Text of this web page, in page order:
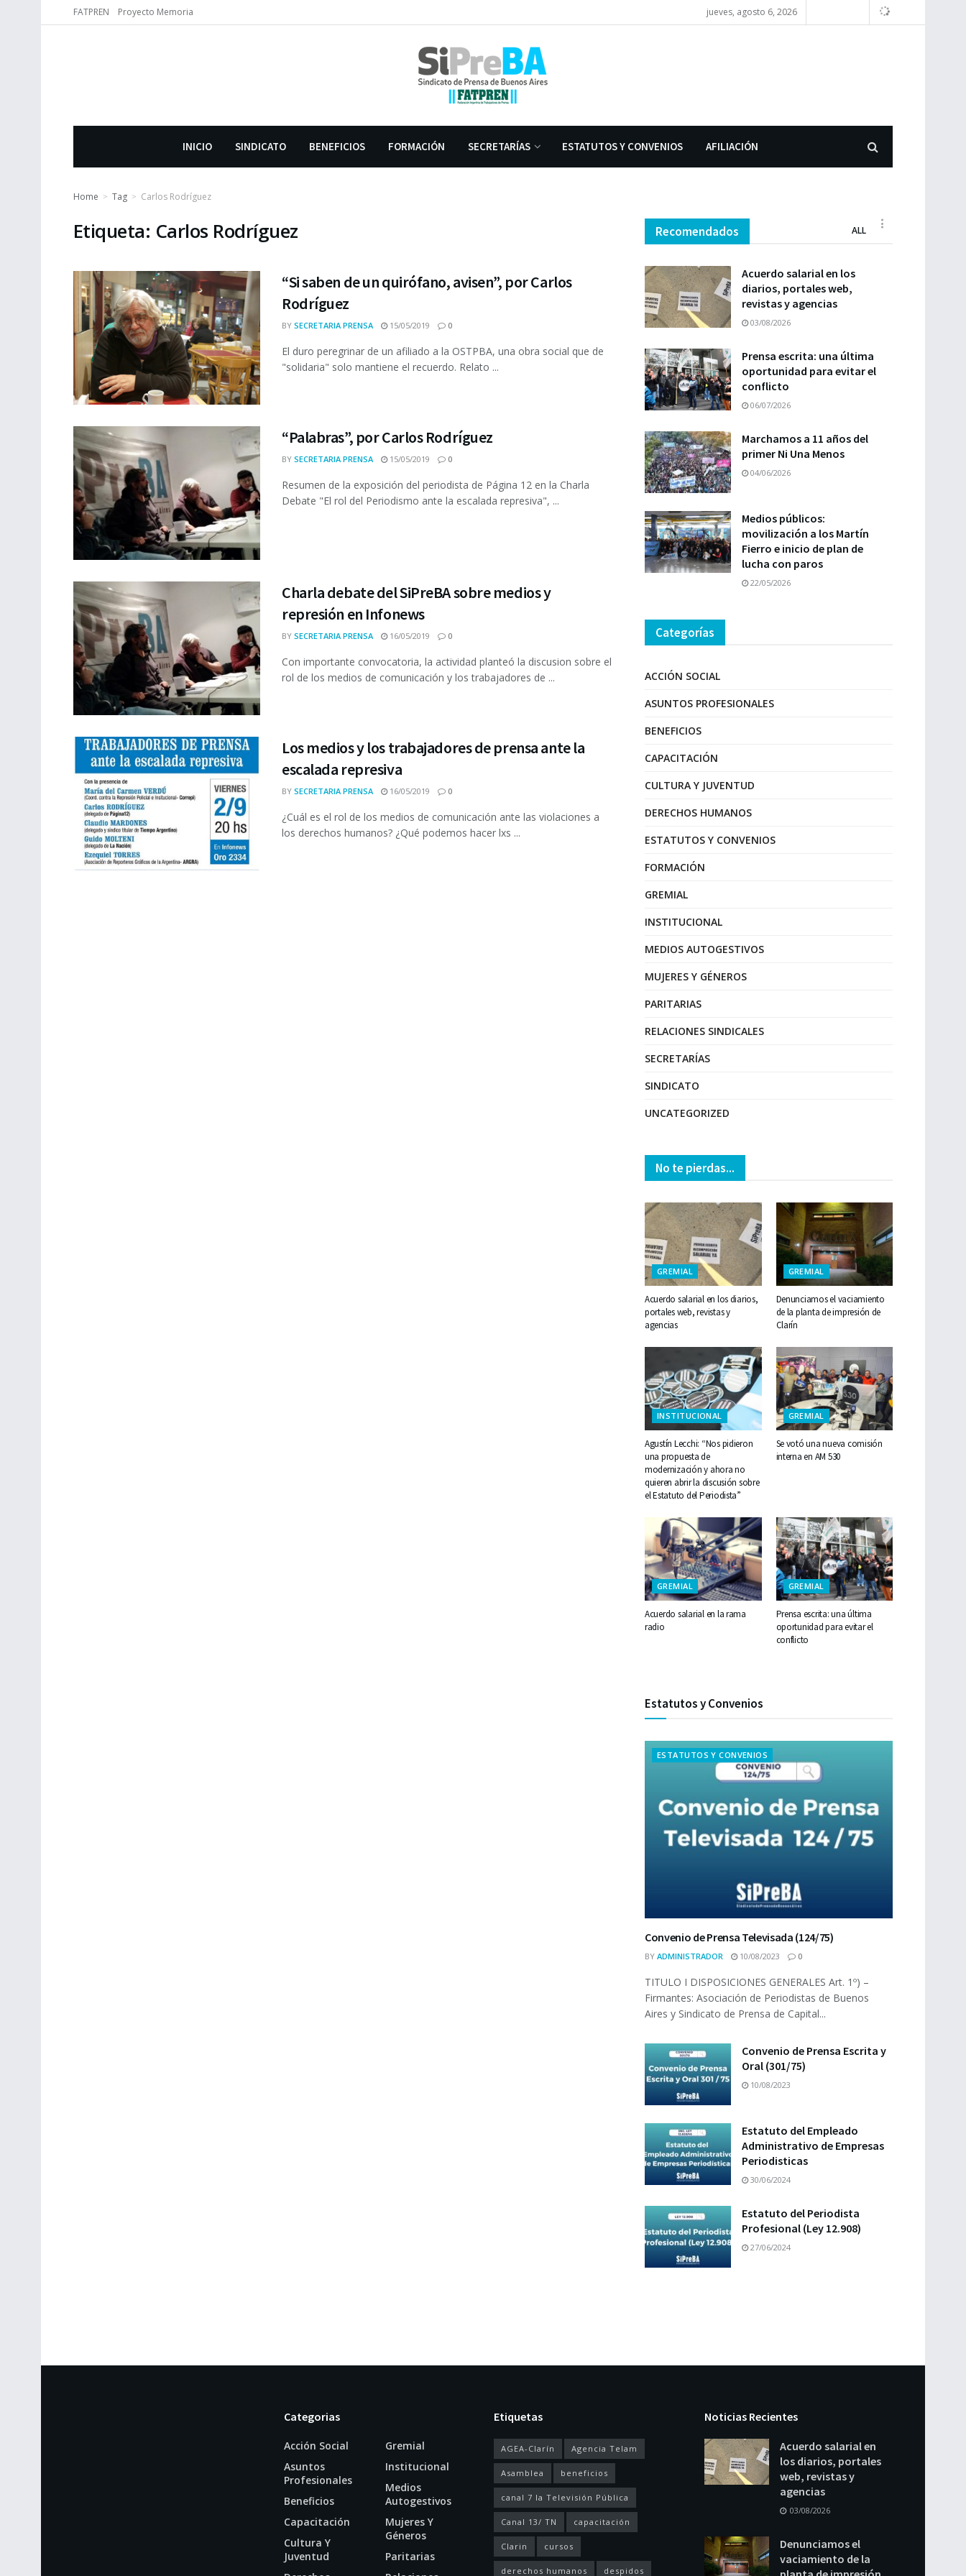
FATPREN Proyecto Memoria jueves, agosto 6, 2026
INICIO SINDICATO BENEFICIOS FORMACIÓN SECRETARÍAS ESTATUTOS Y CONVENIOS AFILIACIÓN
Home Tag Carlos Rodríguez
Etiqueta: Carlos Rodríguez
“Si saben de un quirófano, avisen”, por Carlos
Rodríguez
BY SECRETARIA PRENSA 15/05/2019 0
​El duro peregrinar de un afiliado a la OSTPBA, una obra social que de
"solidaria" solo mantiene el recuerdo. Relato ...
“Palabras”, por Carlos Rodríguez
BY SECRETARIA PRENSA 15/05/2019 0
Resumen de la exposición del periodista de Página 12 en la Charla
Debate "El rol del Periodismo ante la escalada represiva", ...
Charla debate del SiPreBA sobre medios y
represión en Infonews
BY SECRETARIA PRENSA 16/05/2019 0
Con importante convocatoria, la actividad planteó la discusion sobre el
rol de los medios de comunicación y los trabajadores de ...
Los medios y los trabajadores de prensa ante la
escalada represiva
BY SECRETARIA PRENSA 16/05/2019 0
¿Cuál es el rol de los medios de comunicación ante las violaciones a
los derechos humanos? ¿Qué podemos hacer lxs ...
Recomendados ALL
Acuerdo salarial en los
diarios, portales web,
revistas y agencias
03/08/2026
Prensa escrita: una última
oportunidad para evitar el
conflicto
06/07/2026
Marchamos a 11 años del
primer Ni Una Menos
04/06/2026
Medios públicos:
movilización a los Martín
Fierro e inicio de plan de
lucha con paros
22/05/2026
Categorías
ACCIÓN SOCIAL
ASUNTOS PROFESIONALES
BENEFICIOS
CAPACITACIÓN
CULTURA Y JUVENTUD
DERECHOS HUMANOS
ESTATUTOS Y CONVENIOS
FORMACIÓN
GREMIAL
INSTITUCIONAL
MEDIOS AUTOGESTIVOS
MUJERES Y GÉNEROS
PARITARIAS
RELACIONES SINDICALES
SECRETARÍAS
SINDICATO
UNCATEGORIZED
No te pierdas...
GREMIAL
Acuerdo salarial en los diarios,
portales web, revistas y
agencias
GREMIAL
Denunciamos el vaciamiento
de la planta de impresión de
Clarín
INSTITUCIONAL
Agustín Lecchi: “Nos pidieron
una propuesta de
modernización y ahora no
quieren abrir la discusión sobre
el Estatuto del Periodista”
GREMIAL
Se votó una nueva comisión
interna en AM 530
GREMIAL
Acuerdo salarial en la rama
radio
GREMIAL
Prensa escrita: una última
oportunidad para evitar el
conflicto
Estatutos y Convenios
ESTATUTOS Y CONVENIOS
Convenio de Prensa Televisada (124/75)
BY ADMINISTRADOR 10/08/2023 0
TITULO I DISPOSICIONES GENERALES Art. 1º) –
Firmantes: Asociación de Periodistas de Buenos
Aires y Sindicato de Prensa de Capital...
Convenio de Prensa Escrita y
Oral (301/75)
10/08/2023
Estatuto del Empleado
Administrativo de Empresas
Periodisticas
30/06/2024
Estatuto del Periodista
Profesional (Ley 12.908)
27/06/2024
Categorias
Acción Social
Asuntos
Profesionales
Beneficios
Capacitación
Cultura Y
Juventud
Gremial
Institucional
Medios
Autogestivos
Mujeres Y
Géneros
Paritarias
Etiquetas
AGEA-Clarín Agencia Telam
Asamblea beneficios
canal 7 la Televisión Pública
Canal 13/ TN capacitación
Clarin cursos
derechos humanos despidos
Noticias Recientes
Acuerdo salarial en
los diarios, portales
web, revistas y
agencias
03/08/2026
Denunciamos el
vaciamiento de la